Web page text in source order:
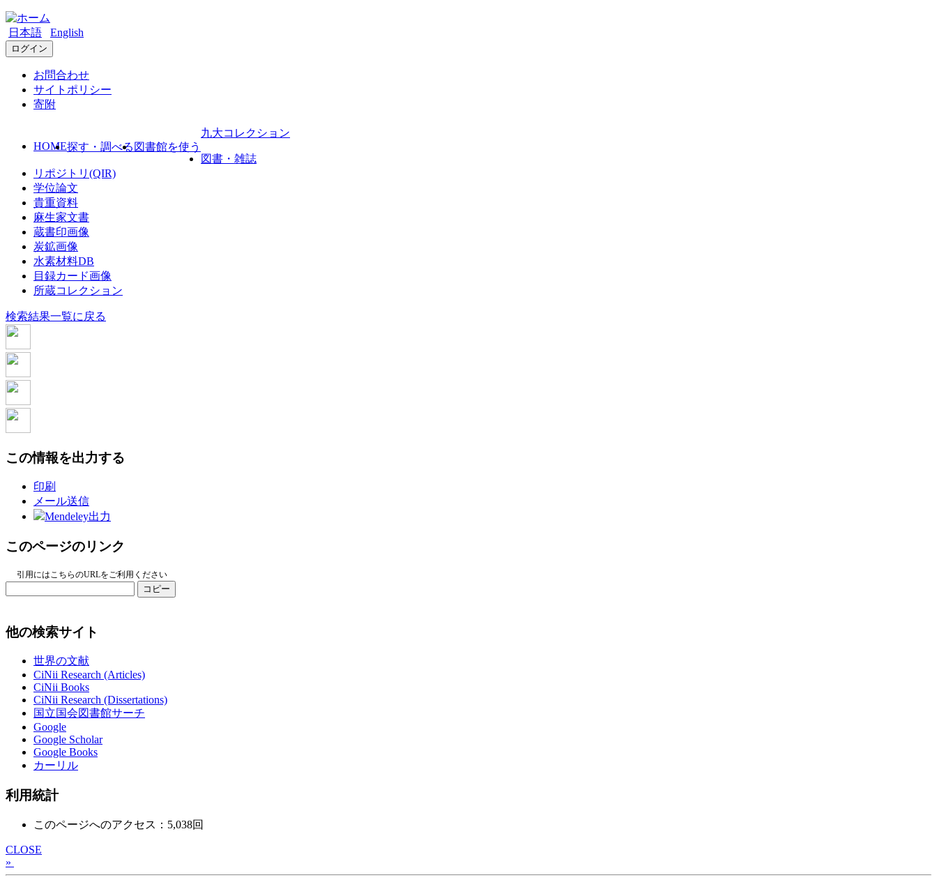
日本語 English
ログイン
お問合わせ
サイトポリシー
寄附
HOME探す・調べる 図書館を使う
九大コレクション
図書・雑誌
リポジトリ(QIR)
学位論文
貴重資料
麻生家文書
蔵書印画像
炭鉱画像
水素材料DB
目録カード画像
所蔵コレクション
検索結果一覧に戻る
この情報を出力する
印刷
メール送信
Mendeley出力
このページのリンク
引用にはこちらのURLをご利用ください
コピー
他の検索サイト
世界の文献
CiNii Research (Articles)
CiNii Books
CiNii Research (Dissertations)
国立国会図書館サーチ
Google
Google Scholar
Google Books
カーリル
利用統計
このページへのアクセス：5,038回
CLOSE
»